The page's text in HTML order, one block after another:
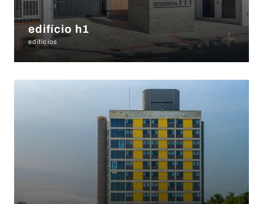
edifício h1
edifícios +